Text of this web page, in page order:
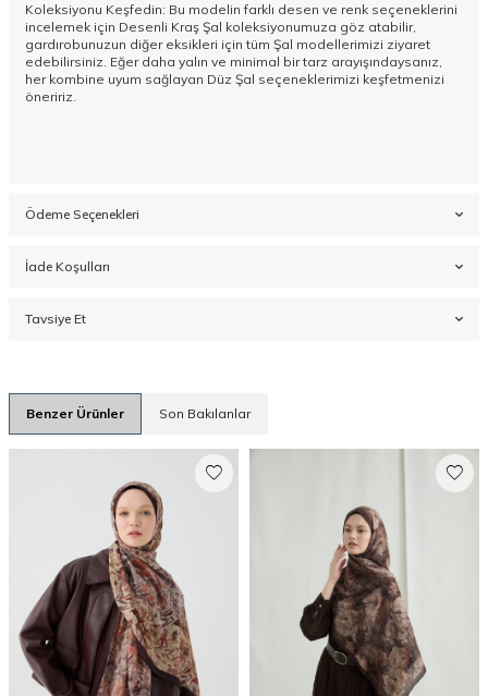
Koleksiyonu Keşfedin: Bu modelin farklı desen ve renk seçeneklerini
incelemek için Desenli Kraş Şal koleksiyonumuza göz atabilir,
gardırobunuzun diğer eksikleri için tüm Şal modellerimizi ziyaret
edebilirsiniz. Eğer daha yalın ve minimal bir tarz arayışındaysanız,
her kombine uyum sağlayan Düz Şal seçeneklerimizi keşfetmenizi
öneririz.
Ödeme Seçenekleri
İade Koşulları
Tavsiye Et
Benzer Ürünler Son Bakılanlar